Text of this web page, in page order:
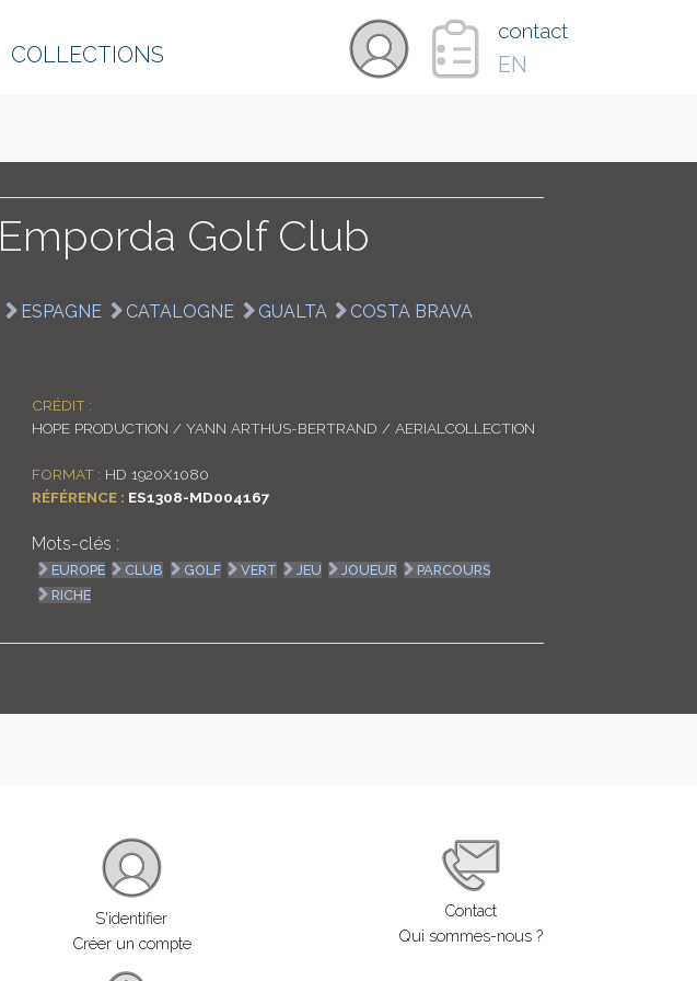
COLLECTIONS
contact
EN
Emporda Golf Club
ESPAGNE CATALOGNE GUALTA COSTA BRAVA
CRÉDIT :
HOPE PRODUCTION / YANN ARTHUS-BERTRAND / AERIALCOLLECTION
FORMAT : HD 1920X1080
RÉFÉRENCE : ES1308-MD004167
Mots-clés :
EUROPE CLUB GOLF VERT JEU JOUEUR
PARCOURS
RICHE
S'identifier
Créer un compte
Contact
Qui sommes-nous ?